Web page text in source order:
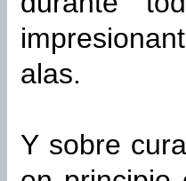
alas.
Y sobre